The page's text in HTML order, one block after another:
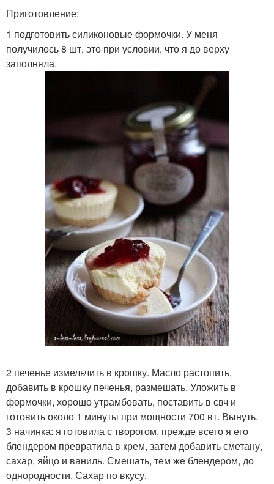
Приготовление:
1 подготовить силиконовые формочки. У меня
получилось 8 шт, это при условии, что я до верху
заполняла.
2 печенье измельчить в крошку. Масло растопить,
добавить в крошку печенья, размешать. Уложить в
формочки, хорошо утрамбовать, поставить в свч и
готовить около 1 минуты при мощности 700 вт. Вынуть.
3 начинка: я готовила с творогом, прежде всего я его
блендером превратила в крем, затем добавить сметану,
сахар, яйцо и ваниль. Смешать, тем же блендером, до
однородности. Сахар по вкусу.